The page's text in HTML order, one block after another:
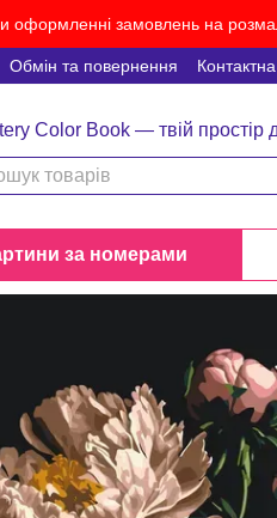
оформленні замовлень на
Обмін та повернення
Color Book — твій простір
за номерами